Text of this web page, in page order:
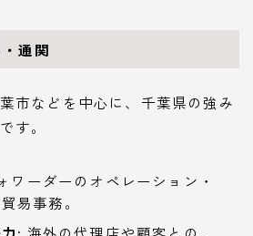
通関
市などを中心に、千葉県の強み
す。
ワーダーのオペレーション・
易事務。
: 海外の代理店や顧客との、